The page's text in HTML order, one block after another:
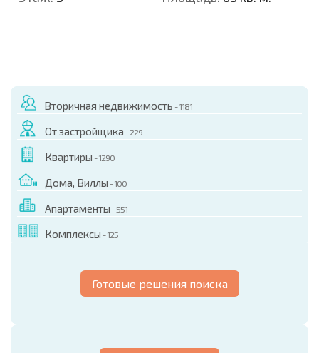
Вторичная недвижимость - 1181
От застройщика - 229
Квартиры - 1290
Дома, Виллы - 100
Апартаменты - 551
Комплексы - 125
Готовые решения поиска